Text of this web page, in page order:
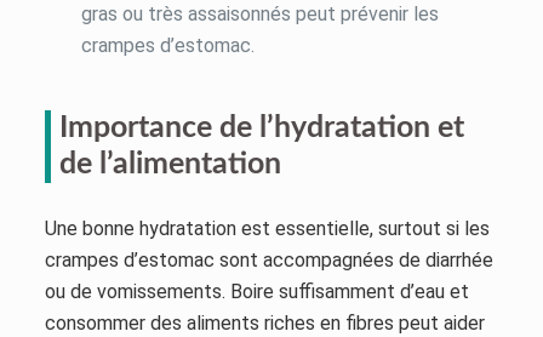
gras ou très assaisonnés peut prévenir les
crampes d’estomac.
Importance de l’hydratation et
de l’alimentation
Une bonne hydratation est essentielle, surtout si les
crampes d’estomac sont accompagnées de diarrhée
ou de vomissements. Boire suffisamment d’eau et
consommer des aliments riches en fibres peut aider